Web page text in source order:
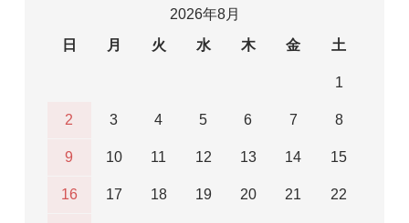
2026年8月
日
月 火 水 木 金 土
1
2 3 4 5 6 7 8
9 10 11 12 13 14 15
16 17 18 19 20 21 22